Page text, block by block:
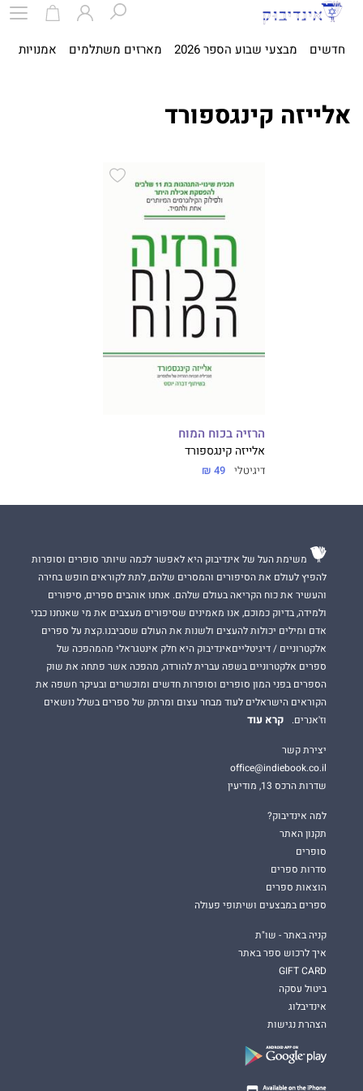
חדשים מבצעי שבוע הספר 2026 מארזים משתלמים אמנויות
אלייזה קינגספורד
הרזיה בכוח המוח
אלייזה קינגספורד
דיגיטלי 49 ₪
משימת העל של אינדיבוק היא לאפשר לכמה שיותר סופרים וסופרות
להפיץ לעולם את הסיפורים והמסרים שלהם, לתת לקוראים חופש בחירה
והעשיר את כוח הקריאה בעולם שלהם. אנחנו אוהבים ספרים, סיפורים
ולמידה, בדיוק כמוכם, אנו מאמינים שסיפורים מעצבים את מי שאנחנו כבני
אדם ומילים יכולות להעצים ולשנות את העולם שסביבנו.קצת על ספרים
אלקטרוניים / דיגיטלייםאינדיבוק היא חלק אינטגראלי מהמהפכה של
ספרים אלקטרוניים בשפה עברית להורדה, מהפכה אשר פתחה את שוק
הספרים בפני המון סופרים וסופרות חדשים ומוכשרים ובעיקר חשפה את
הקוראים הישראלים לעוד מבחר עצום ומרתק של ספרים בשלל נושאים
וז'אנרים.
קרא עוד
יצירת קשר
office@indiebook.co.il
שדרות הרכס 13, מודיעין
למה אינדיבוק?
תקנון האתר
סופרים
סדרות ספרים
הוצאות ספרים
ספרים במבצעים ושיתופי פעולה
קניה באתר - שו"ת
איך לרכוש ספר באתר
GIFT CARD
ביטול עסקה
אינדיבלוג
הצהרת נגישות